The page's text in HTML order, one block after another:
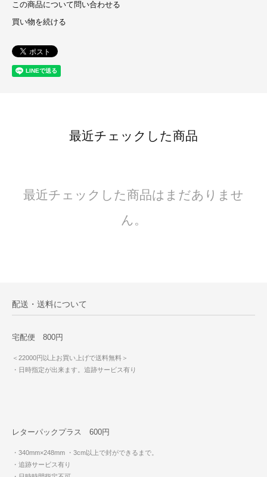
この商品について問い合わせる
買い物を続ける
最近チェックした商品
最近チェックした商品はまだありませ
ん。
配送・送料について
宅配便 800円
＜22000円以上お買い上げで送料無料＞
・日時指定が出来ます。追跡サービス有り
レターパックプラス 600円
・340mm×248mm ・3cm以上で封ができるまで。
・追跡サービス有り